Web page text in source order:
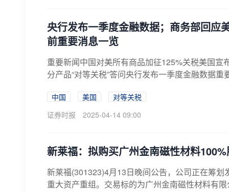
央行发布一季度金融数据；商务部回
前重要消息一览
重要新闻中国对美所有商品加征125%关税美国宣
分产品“对等关税”答问央行发布一季度金融数据
中国 美国
对等关税
证券时报
2025-04-14 09:00
新莱福：拟购买广州金南磁性材料
新莱福(301323)4月13日晚间公告，公司正在筹
重大资产重组。交易标的为广州金南磁性材料有